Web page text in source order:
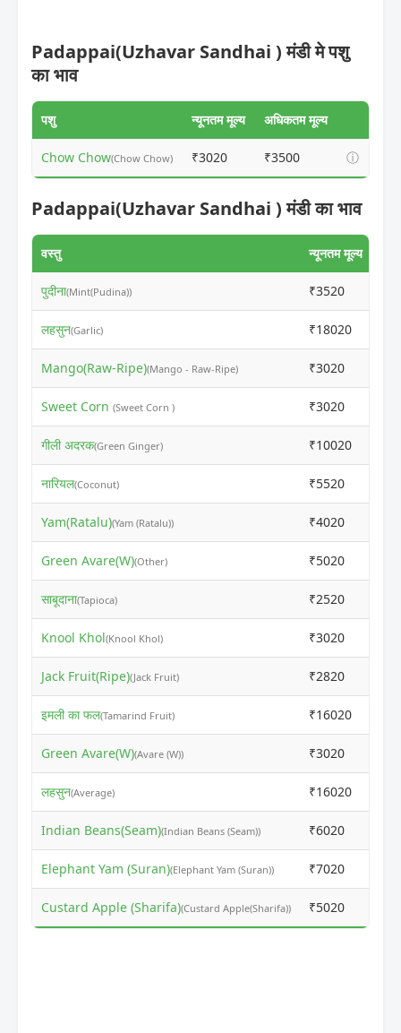
Padappai(Uzhavar Sandhai ) मंडी मे पशु
का भाव
पशु न्यूनतम मूल्य अधिकतम मूल्य
Chow Chow(Chow Chow) ₹3020 ₹3500 ⓘ
Padappai(Uzhavar Sandhai ) मंडी का भाव
वस्तु न्यूनतम मूल्य
पुदीना(Mint(Pudina)) ₹3520
लहसुन(Garlic) ₹18020
Mango(Raw-Ripe)(Mango - Raw-Ripe) ₹3020
Sweet Corn (Sweet Corn ) ₹3020
गीली अदरक(Green Ginger) ₹10020
नारियल(Coconut) ₹5520
Yam(Ratalu)(Yam (Ratalu)) ₹4020
Green Avare(W)(Other) ₹5020
साबूदाना(Tapioca) ₹2520
Knool Khol(Knool Khol) ₹3020
Jack Fruit(Ripe)(Jack Fruit) ₹2820
इमली का फल(Tamarind Fruit) ₹16020
Green Avare(W)(Avare (W)) ₹3020
लहसुन(Average) ₹16020
Indian Beans(Seam)(Indian Beans (Seam)) ₹6020
Elephant Yam (Suran)(Elephant Yam (Suran)) ₹7020
Custard Apple (Sharifa)(Custard Apple(Sharifa)) ₹5020